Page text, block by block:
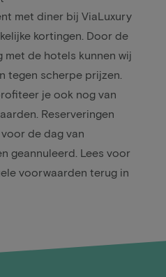
met diner bij ViaLuxury
kortingen. Door de
met de hotels kunnen wij
tegen scherpe prijzen.
je ook nog van
Reserveringen
de dag van
geannuleerd. Lees voor
voorwaarden terug in